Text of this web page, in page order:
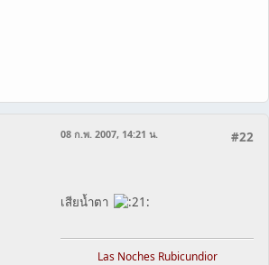
#22
08 ก.พ. 2007, 14:21 น.
เสียน้ำตา
Las Noches Rubicundior